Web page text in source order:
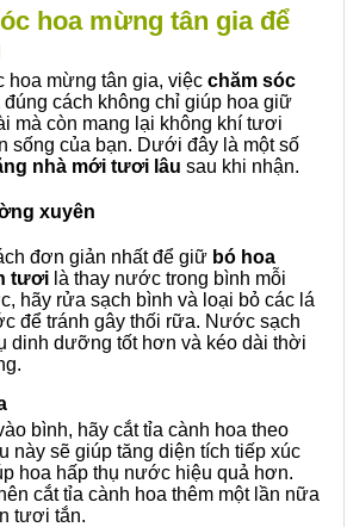
hoa mừng tân gia để
hoa mừng tân gia, việc chăm sóc
đúng cách không chỉ giúp hoa giữ
mà còn mang lại không khí tươi
sống của bạn. Dưới đây là một số
nhà mới tươi lâu sau khi nhận.
xuyên
đơn giản nhất để giữ bó hoa
tươi là thay nước trong bình mỗi
hãy rửa sạch bình và loại bỏ các lá
để tránh gây thối rữa. Nước sạch
dinh dưỡng tốt hơn và kéo dài thời
bình, hãy cắt tỉa cành hoa theo
này sẽ giúp tăng diện tích tiếp xúc
hoa hấp thụ nước hiệu quả hơn.
cắt tỉa cành hoa thêm một lần nữa
tươi tắn.